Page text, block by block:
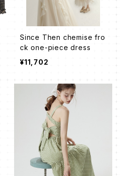
Since Then chemise fro
ck one-piece dress
¥11,702